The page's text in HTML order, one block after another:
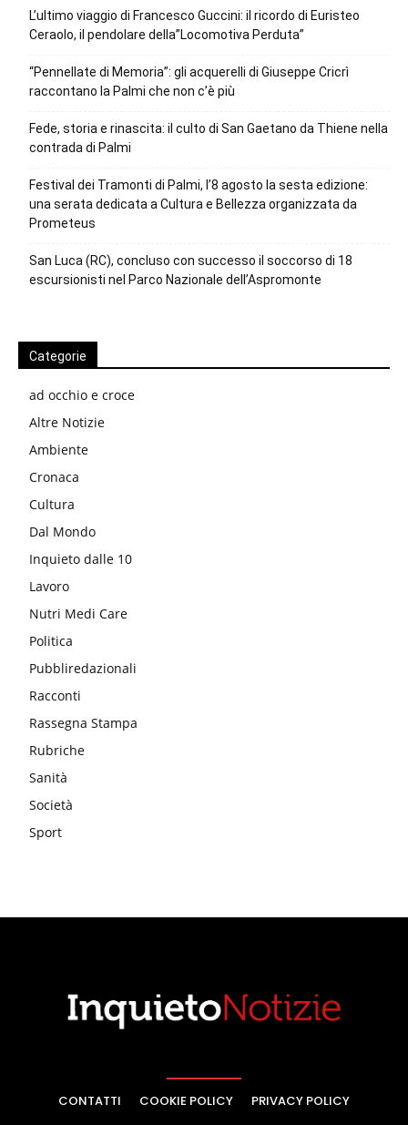
L’ultimo viaggio di Francesco Guccini: il ricordo di Euristeo
Ceraolo, il pendolare della”Locomotiva Perduta”
“Pennellate di Memoria”: gli acquerelli di Giuseppe Cricrì
raccontano la Palmi che non c’è più
Fede, storia e rinascita: il culto di San Gaetano da Thiene nella
contrada di Palmi
Festival dei Tramonti di Palmi, l’8 agosto la sesta edizione:
una serata dedicata a Cultura e Bellezza organizzata da
Prometeus
San Luca (RC), concluso con successo il soccorso di 18
escursionisti nel Parco Nazionale dell’Aspromonte
Categorie
ad occhio e croce
Altre Notizie
Ambiente
Cronaca
Cultura
Dal Mondo
Inquieto dalle 10
Lavoro
Nutri Medi Care
Politica
Pubbliredazionali
Racconti
Rassegna Stampa
Rubriche
Sanità
Società
Sport
CONTATTI COOKIE POLICY PRIVACY POLICY